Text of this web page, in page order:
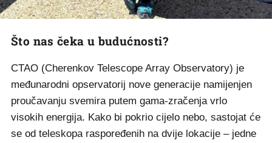
Što nas čeka u budućnosti?
CTAO (Cherenkov Telescope Array Observatory) je
međunarodni opservatorij nove generacije namijenjen
proučavanju svemira putem gama-zračenja vrlo
visokih energija. Kako bi pokrio cijelo nebo, sastojat će
se od teleskopa raspoređenih na dvije lokacije – jedne